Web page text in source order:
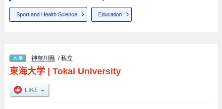
Sport and Health Science Education
神奈川縣 / 私立
東海大学| Tokai University